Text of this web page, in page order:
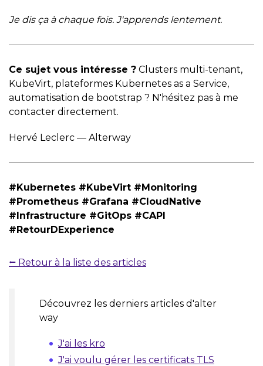
Je dis ça à chaque fois. J'apprends lentement.
Ce sujet vous intéresse ? Clusters multi-tenant,
KubeVirt, plateformes Kubernetes as a Service,
automatisation de bootstrap ? N'hésitez pas à me
contacter directement.
Hervé Leclerc — Alterway
#Kubernetes #KubeVirt #Monitoring
#Prometheus #Grafana #CloudNative
#Infrastructure #GitOps #CAPI
#RetourDExperience
⭠ Retour à la liste des articles
Découvrez les derniers articles d'alter
way
J'ai les kro
J'ai voulu gérer les certificats TLS